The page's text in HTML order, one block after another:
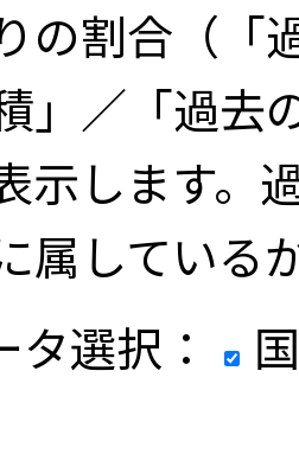
の割合（「
」／「過去
示します。
属している
選択：